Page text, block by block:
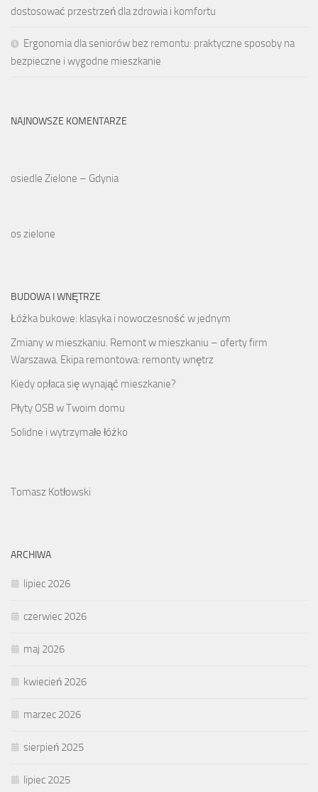
dostosować przestrzeń dla zdrowia i komfortu
Ergonomia dla seniorów bez remontu: praktyczne sposoby na
bezpieczne i wygodne mieszkanie
NAJNOWSZE KOMENTARZE
osiedle Zielone – Gdynia
os zielone
BUDOWA I WNĘTRZE
Łóżka bukowe: klasyka i nowoczesność w jednym
Zmiany w mieszkaniu. Remont w mieszkaniu – oferty firm
Warszawa. Ekipa remontowa: remonty wnętrz
Kiedy opłaca się wynająć mieszkanie?
Płyty OSB w Twoim domu
Solidne i wytrzymałe łóżko
Tomasz Kotłowski
ARCHIWA
lipiec 2026
czerwiec 2026
maj 2026
kwiecień 2026
marzec 2026
sierpień 2025
lipiec 2025